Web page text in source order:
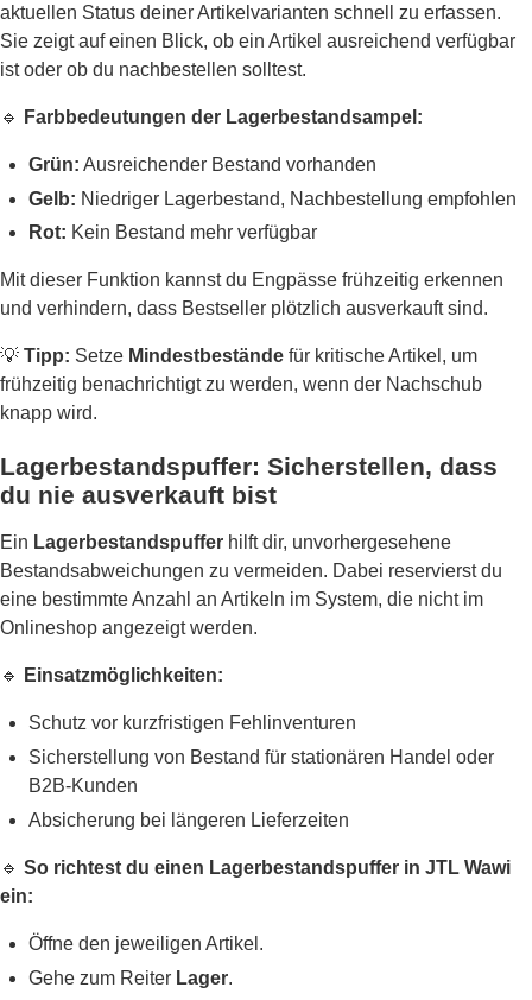
aktuellen Status deiner Artikelvarianten schnell zu erfassen.
Sie zeigt auf einen Blick, ob ein Artikel ausreichend verfügbar
ist oder ob du nachbestellen solltest.
🔹 Farbbedeutungen der Lagerbestandsampel:
Grün: Ausreichender Bestand vorhanden
Gelb: Niedriger Lagerbestand, Nachbestellung empfohlen
Rot: Kein Bestand mehr verfügbar
Mit dieser Funktion kannst du Engpässe frühzeitig erkennen
und verhindern, dass Bestseller plötzlich ausverkauft sind.
💡 Tipp: Setze Mindestbestände für kritische Artikel, um
frühzeitig benachrichtigt zu werden, wenn der Nachschub
knapp wird.
Lagerbestandspuffer: Sicherstellen, dass
du nie ausverkauft bist
Ein Lagerbestandspuffer hilft dir, unvorhergesehene
Bestandsabweichungen zu vermeiden. Dabei reservierst du
eine bestimmte Anzahl an Artikeln im System, die nicht im
Onlineshop angezeigt werden.
🔹 Einsatzmöglichkeiten:
Schutz vor kurzfristigen Fehlinventuren
Sicherstellung von Bestand für stationären Handel oder
B2B-Kunden
Absicherung bei längeren Lieferzeiten
🔹 So richtest du einen Lagerbestandspuffer in JTL Wawi
ein:
Öffne den jeweiligen Artikel.
Gehe zum Reiter Lager.